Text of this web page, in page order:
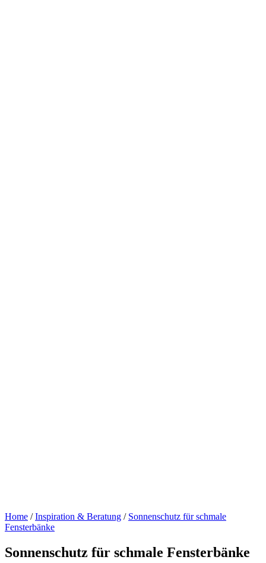
Home / Inspiration & Beratung / Sonnenschutz für schmale
Fensterbänke
Sonnenschutz für schmale Fensterbänke